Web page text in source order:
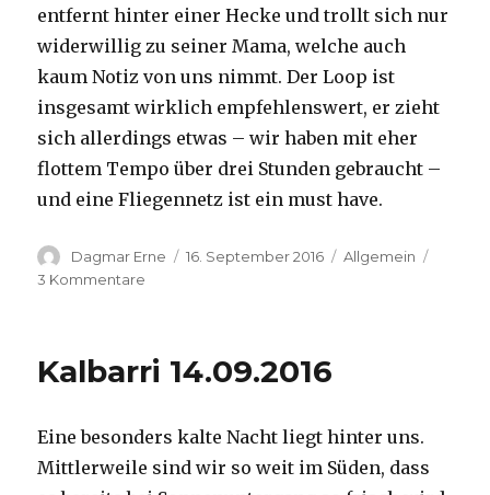
entfernt hinter einer Hecke und trollt sich nur
widerwillig zu seiner Mama, welche auch
kaum Notiz von uns nimmt. Der Loop ist
insgesamt wirklich empfehlenswert, er zieht
sich allerdings etwas – wir haben mit eher
flottem Tempo über drei Stunden gebraucht –
und eine Fliegennetz ist ein must have.
Autor
Dagmar Erne
Veröffentlicht
16. September 2016 Kategorien
Allgemein
3 Kommentare
Kalbarri 14.09.2016
Eine besonders kalte Nacht liegt hinter uns.
Mittlerweile sind wir so weit im Süden, dass